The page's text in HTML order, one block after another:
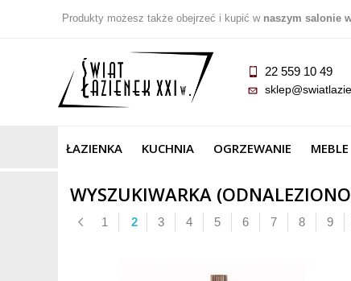
Produkty możesz także obejrzeć i kupić w naszym salonie
22 559 10 49
ŁAZIENKA KUCHNIA OGRZEWANIE MEBLE
WYSZUKIWARKA
1 2 3 4 5 6 7 8 9